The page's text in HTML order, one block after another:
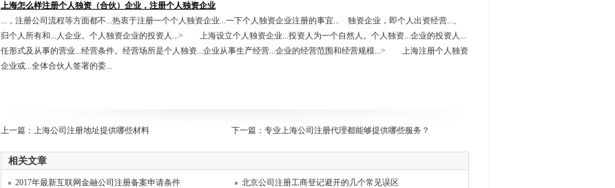
上海怎么样注册个人独资（合伙）企业，注册个人独资企业
...，注册公司流程等方面都不...热衷于注册一个个人独资企业...一下个人独资企业注册的事宜... 独资企业，即个人出资经营...、
归个人所有和...人企业。个人独资企业的投资人...> 上海设立个人独资企业...投资人为一个自然人。个人独资...企业的投资人...
任形式及从事的营业...经营条件。经营场所是个人独资...企业从事生产经营...企业的经营范围和经营规模...> 上海注册个人独资
企业或...全体合伙人签署的委...
上一篇： 上海公司注册地址提供哪些材料 下一篇： 专业上海公司注册代理都能够提供哪些服务？
相关文章
2017年最新互联网金融公司注册备案申请条件
北京公司注册工商登记避开的几个常见误区